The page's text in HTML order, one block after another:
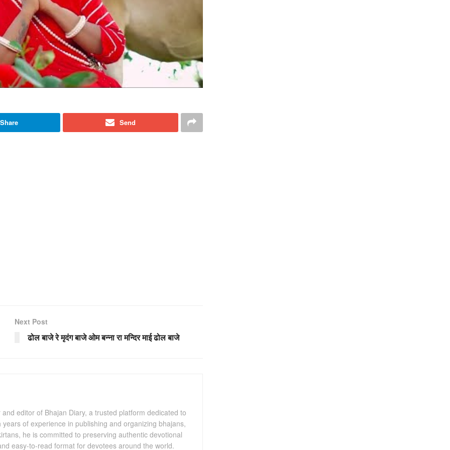
Share Send
Next Post
ढोल बाजे रे मृदंग बाजे ओम बन्ना रा मन्दिर माई ढोल बाजे
editor of Bhajan Diary, a trusted platform dedicated to
of experience in publishing and organizing bhajans,
he is committed to preserving authentic devotional
easy-to-read format for devotees around the world.